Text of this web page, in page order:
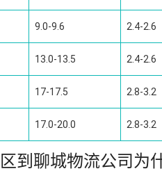
9.0-9.6 2.4-2.6
13.0-13.5 2.4-2.6
17-17.5 2.8-3.2
17.0-20.0 2.8-3.2
到聊城物流公司为